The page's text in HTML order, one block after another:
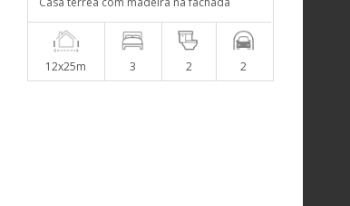
12x25m 3 2 2